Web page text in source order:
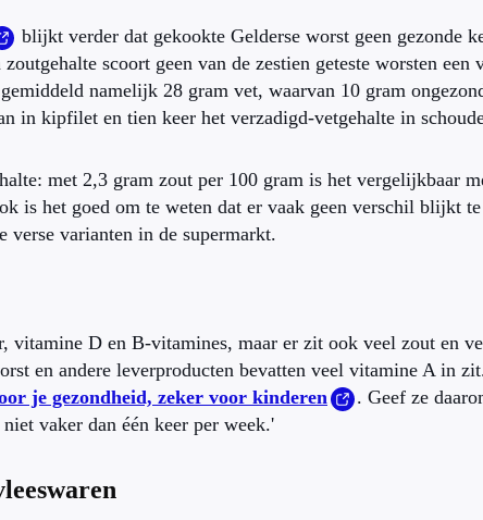
blijkt verder dat gekookte Gelderse worst geen gezonde
scoort geen van de zestien geteste worsten een
namelijk 28 gram vet, waarvan 10 gram
in kipfilet en tien keer het verzadigd-vetgehalte in
met 2,3 gram zout per 100 gram is het vergelijkbaar
is het goed om te weten dat er vaak geen verschil blijkt
verse varianten in de supermarkt.
vitamine D en B-vitamines, maar er zit ook veel zout en
en andere leverproducten bevatten veel vitamine A in
je gezondheid, zeker voor kinderen
. Geef ze
vaker dan één keer per week.'